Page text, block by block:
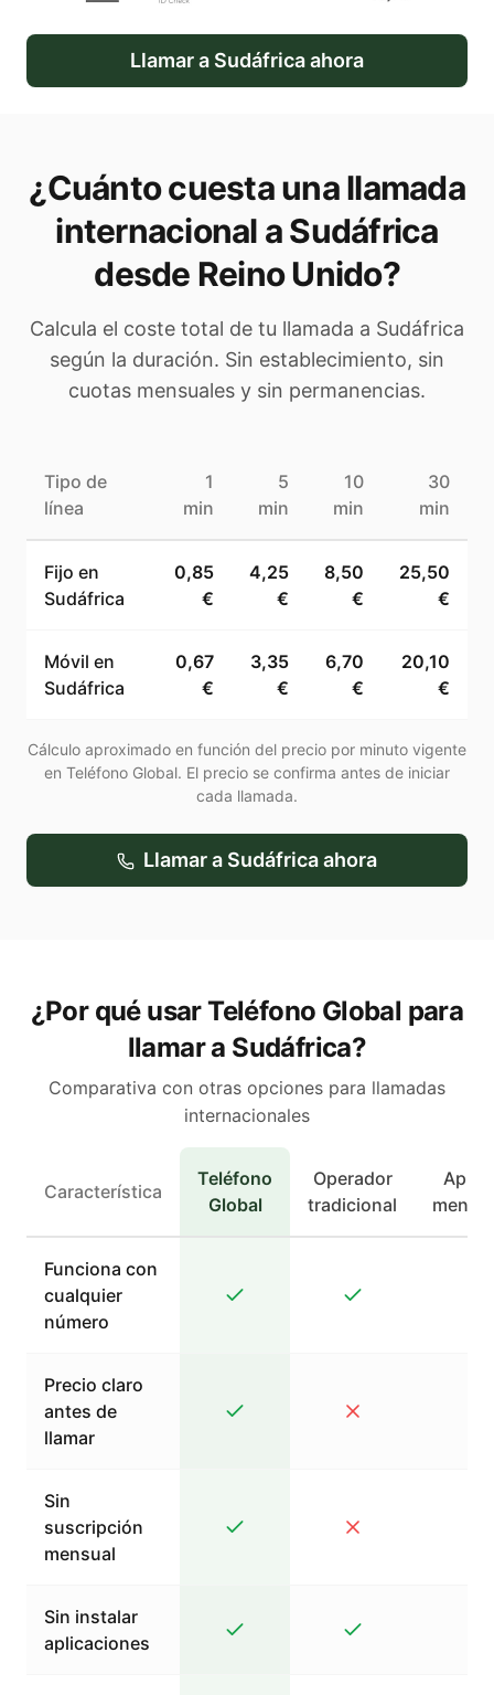
Llamar a Sudáfricaahora
¿Cuánto cuesta una llamada
internacional aSudáfrica
desde Reino Unido?
Calcula el coste total de tu llamada a Sudáfrica
según la duración. Sin establecimiento, sin
cuotas mensuales y sin permanencias.
Tipo de
línea
1
min
5
min
10
min
30
min
Fijo en
Sudáfrica
0,85
€
4,25
€
8,50
€
25,50
€
Móvil en
Sudáfrica
0,67
€
3,35
€
6,70
€
20,10
€
Cálculo aproximado en función del precio por minuto vigente
en Teléfono Global. El precio se confirma antes de iniciar
cada llamada.
Llamar a Sudáfricaahora
¿Por qué usar Teléfono Global para
llamar a Sudáfrica?
Comparativa con otras opciones para llamadas
internacionales
Característica
Teléfono
Global
Operador
tradicional
Apps
Funciona con
cualquier
número
Precio claro
antes de
llamar
Sin
suscripción
mensual
Sin instalar
aplicaciones